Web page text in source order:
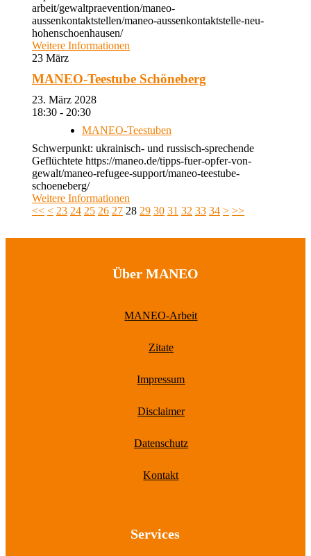
arbeit/gewaltpraevention/maneo-
aussenkontaktstellen/maneo-aussenkontaktstelle-neu-
hohenschoenhausen/
Weitere Informationen
23 März
MANEO-Teestube Schöneberg
23. März 2028
18:30 - 20:30
MANEO-Teestuben
Schwerpunkt: ukrainisch- und russisch-sprechende
Geflüchtete https://maneo.de/tipps-fuer-opfer-von-
gewalt/maneo-refugee-support/maneo-teestube-
schoeneberg/
Weitere Informationen
<< < 23 24 25 26 27 28 29 30 31 32 33 34 > >>
Über MANEO
MANEO-Arbeit
Zitate
Impressum
Disclaimer
Datenschutz
Kontakt
Services